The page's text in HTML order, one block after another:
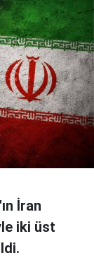
İran
iki üst